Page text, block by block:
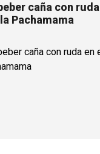
caña con ruda
Pachamama